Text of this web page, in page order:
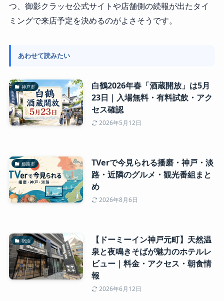
つ、御影クラッセ公式サイトや店舗側の続報が出たタイ
ミングで来店予定を決めるのがよさそうです。
あわせて読みたい
神戸市
白鶴2026年春「酒蔵開放」は5月
23日｜入場無料・有料試飲・アク
セス確認
2026年5月12日
姫路市
TVerで今見られる播磨・神戸・淡
路・近隣のグルメ・観光番組まと
め
2026年8月6日
宿泊
【ドーミーイン神戸元町】天然温
泉と夜鳴きそばが魅力のホテルレ
ビュー｜料金・アクセス・朝食情
報
2026年6月12日